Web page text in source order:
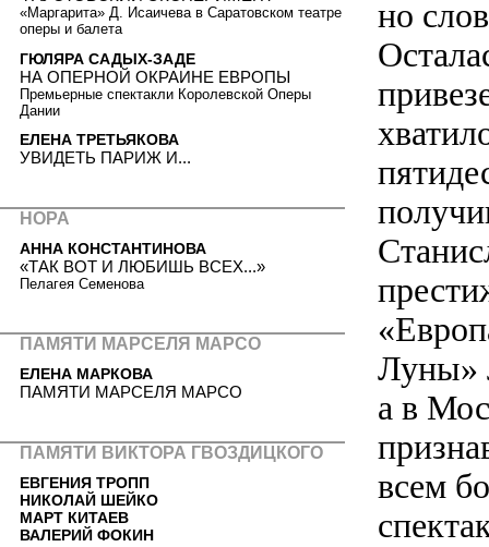
но
Луны»
а в
всем
«Маргарита» Д. Исаичева в Саратовском театре
оперы и балета
ГЮЛЯРА САДЫХ-ЗАДЕ
НА ОПЕРНОЙ ОКРАИНЕ ЕВРОПЫ
Премьерные спектакли Королевской Оперы
Дании
ЕЛЕНА ТРЕТЬЯКОВА
УВИДЕТЬ ПАРИЖ И...
НОРА
АННА КОНСТАНТИНОВА
«ТАК ВОТ И ЛЮБИШЬ ВСЕХ...»
Пелагея Семенова
ПАМЯТИ МАРСЕЛЯ МАРСО
ЕЛЕНА МАРКОВА
ПАМЯТИ МАРСЕЛЯ МАРСО
ПАМЯТИ ВИКТОРА ГВОЗДИЦКОГО
ЕВГЕНИЯ ТРОПП
НИКОЛАЙ ШЕЙКО
МАРТ КИТАЕВ
ВАЛЕРИЙ ФОКИН